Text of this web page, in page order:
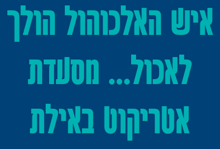
איש האלכוהול הולך
לאכול… מסעדת
אטריקוט באילת